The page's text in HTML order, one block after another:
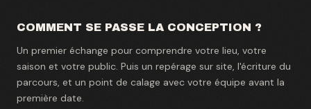
COMMENT SE PASSE LA CONCEPTION ?
Un premier échange pour comprendre votre lieu, votre
saison et votre public. Puis un repérage sur site, l'écriture du
parcours, et un point de calage avec votre équipe avant la
première date.